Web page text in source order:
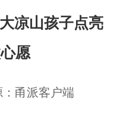
凉山孩子点亮
愿
甬派客户端